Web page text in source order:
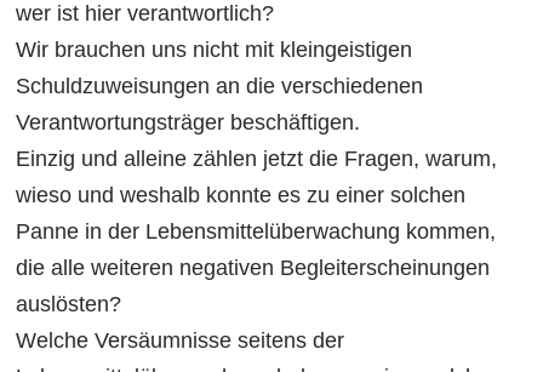
wer ist hier verantwortlich?
Wir brauchen uns nicht mit kleingeistigen
Schuldzuweisungen an die verschiedenen
Verantwortungsträger beschäftigen.
Einzig und alleine zählen jetzt die Fragen, warum,
wieso und weshalb konnte es zu einer solchen
Panne in der Lebensmittelüberwachung kommen,
die alle weiteren negativen Begleiterscheinungen
auslösten?
Welche Versäumnisse seitens der